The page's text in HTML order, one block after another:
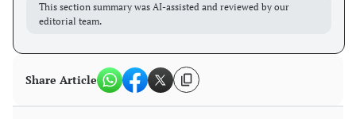
This section summary was AI-assisted and reviewed by our
editorial team.
Share Article